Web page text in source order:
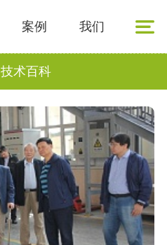
案例 我们
技术百科